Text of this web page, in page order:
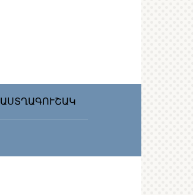
ԱՍՏՂԱԳՈՒՇԱԿ